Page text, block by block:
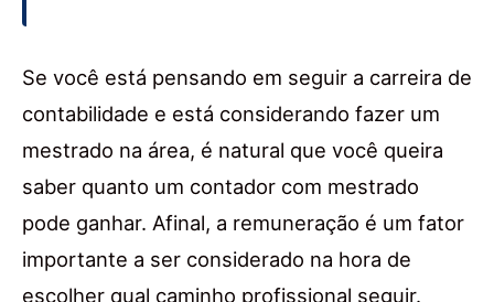
Se você está pensando em seguir a carreira de
contabilidade e está considerando fazer um
mestrado na área, é natural que você queira
saber quanto um contador com mestrado
pode ganhar. Afinal, a remuneração é um fator
importante a ser considerado na hora de
escolher qual caminho profissional seguir.